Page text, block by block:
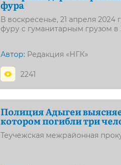
фура
В воскресенье, 21 апреля
фуру с гуманитарным грузом в
Автор: Редакция «НГК»
2241
Полиция Адыгеи
котором погибли три
Теучежская межрайонная